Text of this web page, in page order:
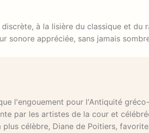
à la lisière du classique et du
sonore appréciée, sans jamais
l'engouement pour l'Antiquité gréco-
par les artistes de la cour et
célèbre, Diane de Poitiers,